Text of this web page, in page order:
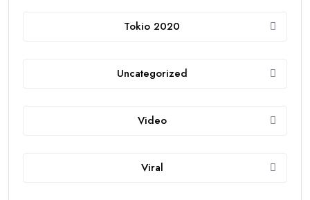
Tokio 2020
Uncategorized
Video
Viral